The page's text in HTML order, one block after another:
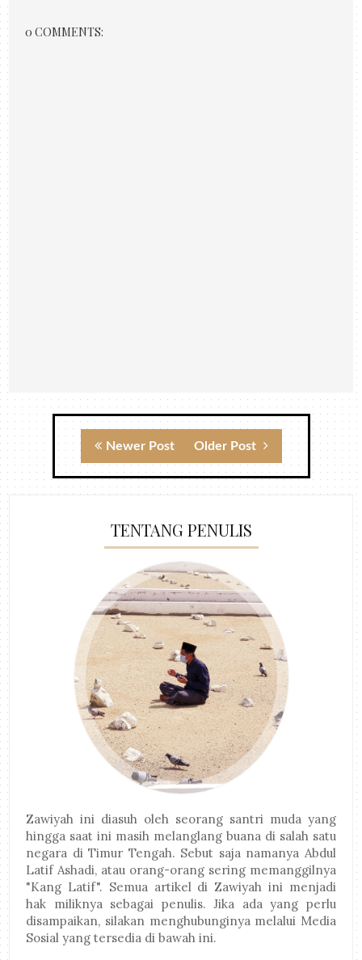
0 COMMENTS:
Newer Post Older Post
TENTANG PENULIS
Zawiyah ini diasuh oleh seorang santri muda yang
hingga saat ini masih melanglang buana di salah satu
negara di Timur Tengah. Sebut saja namanya Abdul
Latif Ashadi, atau orang-orang sering memanggilnya
"Kang Latif". Semua artikel di Zawiyah ini menjadi
hak miliknya sebagai penulis. Jika ada yang perlu
disampaikan, silakan menghubunginya melalui Media
Sosial yang tersedia di bawah ini.